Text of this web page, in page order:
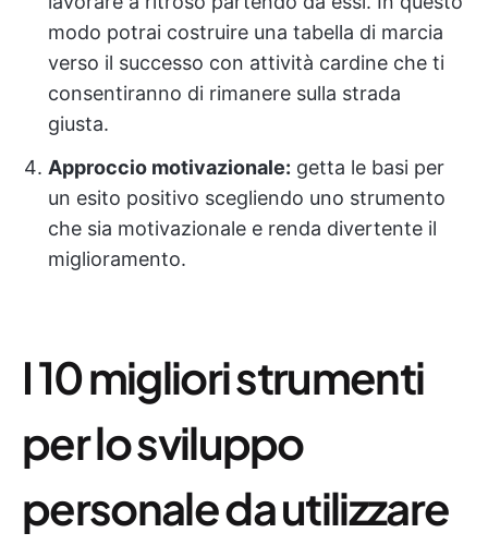
modo potrai costruire una tabella di marcia
verso il successo con attività cardine che ti
consentiranno di rimanere sulla strada
giusta.
Approccio motivazionale: getta le basi per
un esito positivo scegliendo uno strumento
che sia motivazionale e renda divertente il
miglioramento.
I 10 migliori strumenti
per lo sviluppo
personale da utilizzare